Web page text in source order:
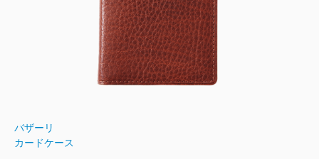
バザーリ
カードケース